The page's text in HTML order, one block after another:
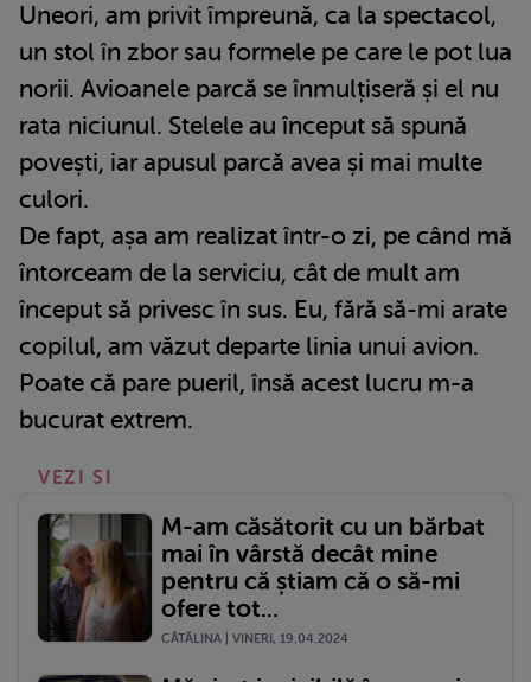
Uneori, am privit împreună, ca la spectacol,
un stol în zbor sau formele pe care le pot lua
norii. Avioanele parcă se înmulțiseră și el nu
rata niciunul. Stelele au început să spună
povești, iar apusul parcă avea și mai multe
culori.
De fapt, așa am realizat într-o zi, pe când mă
întorceam de la serviciu, cât de mult am
început să privesc în sus. Eu, fără să-mi arate
copilul, am văzut departe linia unui avion.
Poate că pare pueril, însă acest lucru m-a
bucurat extrem.
VEZI SI
M-am căsătorit cu un bărbat
mai în vârstă decât mine
pentru că știam că o să-mi
ofere tot...
CĂTĂLINA | VINERI, 19.04.2024